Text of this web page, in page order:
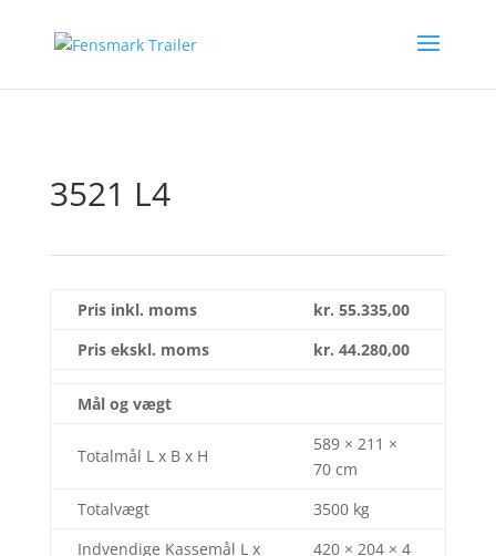
3521 L4
Pris inkl. moms kr. 55.335,00
Pris ekskl. moms
kr. 44.280,00
Mål og vægt
Totalmål L x B x H
589 × 211 ×
70 cm
Totalvægt
3500 kg
Indvendige Kassemål L x
420 × 204 × 4